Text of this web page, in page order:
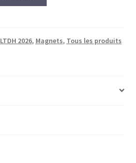
LTDH 2026, Magnets, Tous les produits